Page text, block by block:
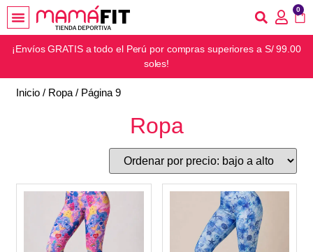
0
¡Envíos GRATIS a todo el Perú por compras superiores a S/ 99.00
soles!
Inicio / Ropa / Página 9
Ropa